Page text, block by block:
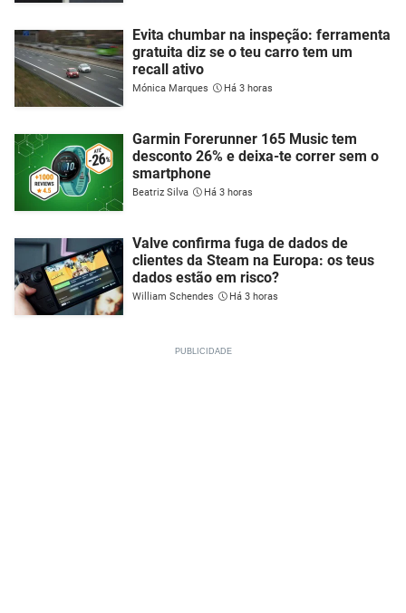
Evita chumbar na inspeção: ferramenta
gratuita diz se o teu carro tem um
recall ativo
Mónica Marques Há 3 horas
Garmin Forerunner 165 Music tem
desconto 26% e deixa-te correr sem o
smartphone
Beatriz Silva Há 3 horas
Valve confirma fuga de dados de
clientes da Steam na Europa: os teus
dados estão em risco?
William Schendes Há 3 horas